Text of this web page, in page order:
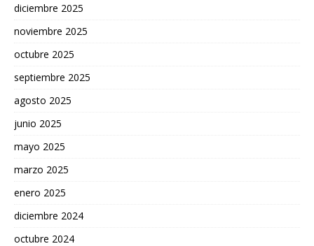
diciembre 2025
noviembre 2025
octubre 2025
septiembre 2025
agosto 2025
junio 2025
mayo 2025
marzo 2025
enero 2025
diciembre 2024
octubre 2024